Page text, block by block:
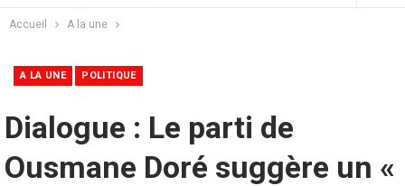
Accueil A la une
A LA UNE POLITIQUE
Dialogue : Le parti de
Ousmane Doré suggère un «